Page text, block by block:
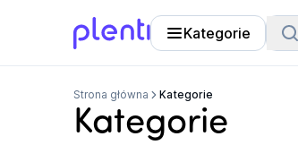
Kategorie
Strona główna Kategorie
Kategorie